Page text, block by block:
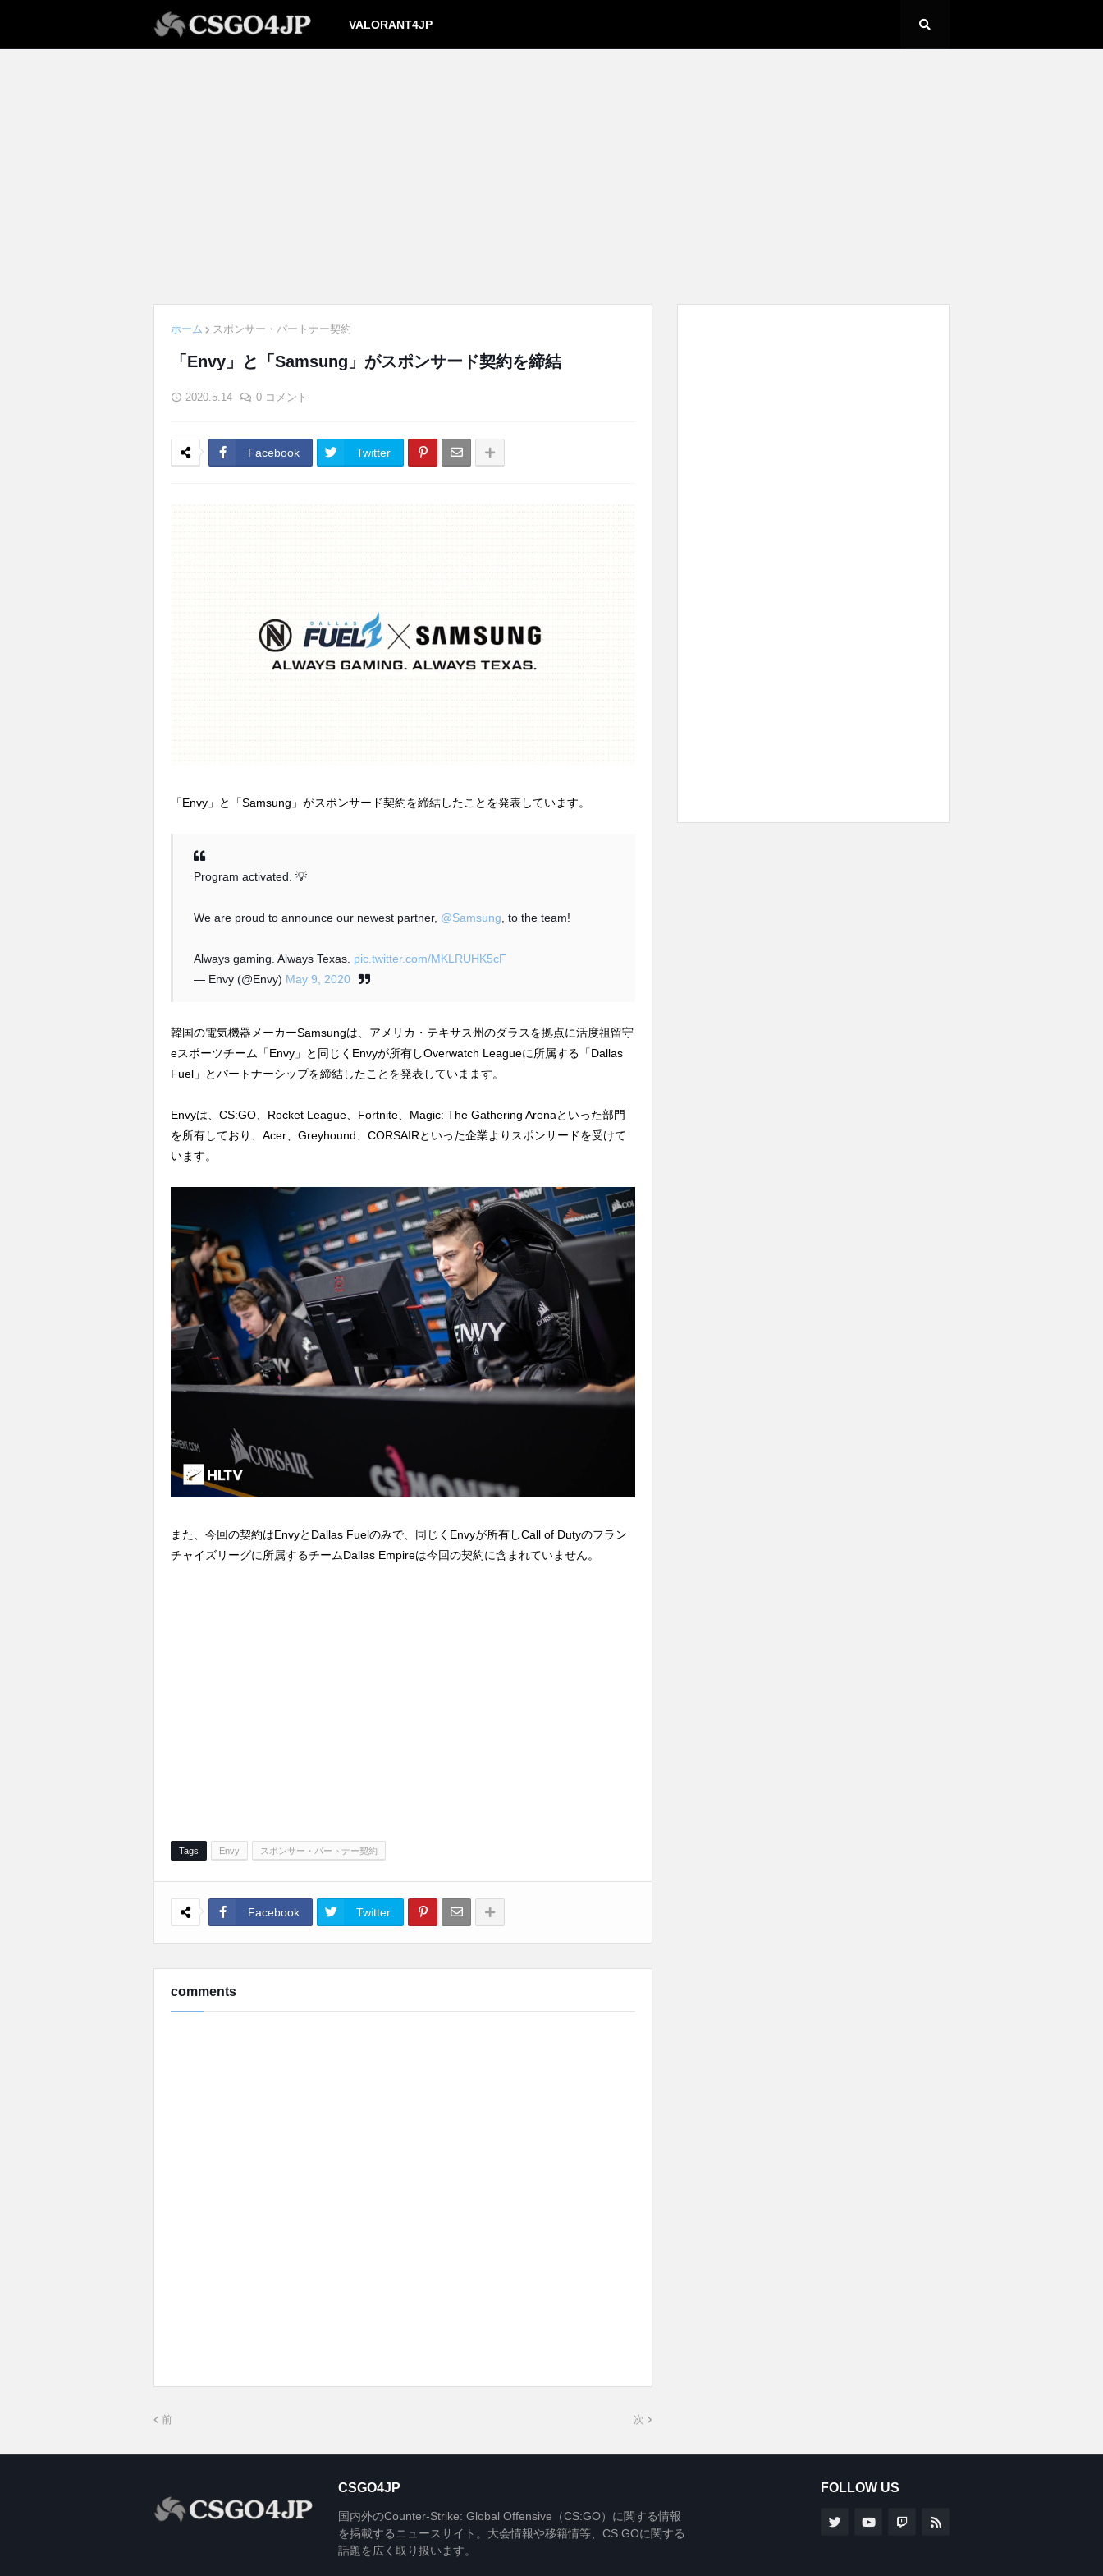
VALORANT4JP
ホーム スポンサー・パートナー契約
「Envy」と「Samsung」がスポンサード契約を締結
2020.5.14 0 コメント
Facebook Twitter
「Envy」と「Samsung」がスポンサード契約を締結したことを発表しています。
Program activated. 💡
We are proud to announce our newest partner, @Samsung, to the team!
Always gaming. Always Texas. pic.twitter.com/MKLRUHK5cF
— Envy (@Envy) May 9, 2020
韓国の電気機器メーカーSamsungは、アメリカ・テキサス州のダラスを拠点に活度祖留守
eスポーツチーム「Envy」と同じくEnvyが所有しOverwatch Leagueに所属する「Dallas
Fuel」とパートナーシップを締結したことを発表していまます。
Envyは、CS:GO、Rocket League、Fortnite、Magic: The Gathering Arenaといった部門
を所有しており、Acer、Greyhound、CORSAIRといった企業よりスポンサードを受けて
います。
また、今回の契約はEnvyとDallas Fuelのみで、同じくEnvyが所有しCall of Dutyのフラン
チャイズリーグに所属するチームDallas Empireは今回の契約に含まれていません。
Tags Envy スポンサー・パートナー契約
Facebook Twitter
comments
前 次
CSGO4JP
国内外のCounter-Strike: Global Offensive（CS:GO）に関する情報
を掲載するニュースサイト。大会情報や移籍情等、CS:GOに関する
話題を広く取り扱います。
FOLLOW US